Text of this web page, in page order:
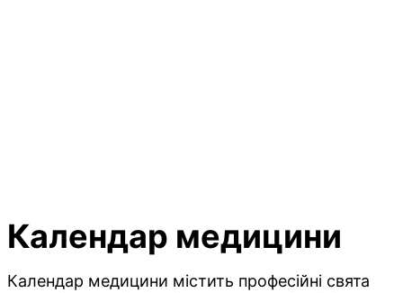
Календар медицини
Календар медицини містить професійні свята